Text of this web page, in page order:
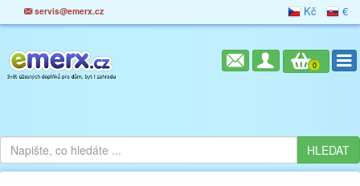
servis@emerx.cz Kč €
0